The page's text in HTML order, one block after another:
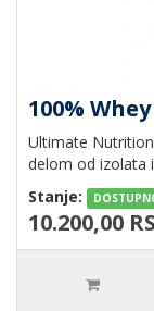
100%
Ultimate
delom od izolata
Stanje:
10.200,00